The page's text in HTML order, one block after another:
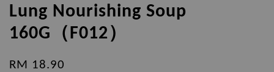
Lung Nourishing Soup
160G（F012）
RM 18.90